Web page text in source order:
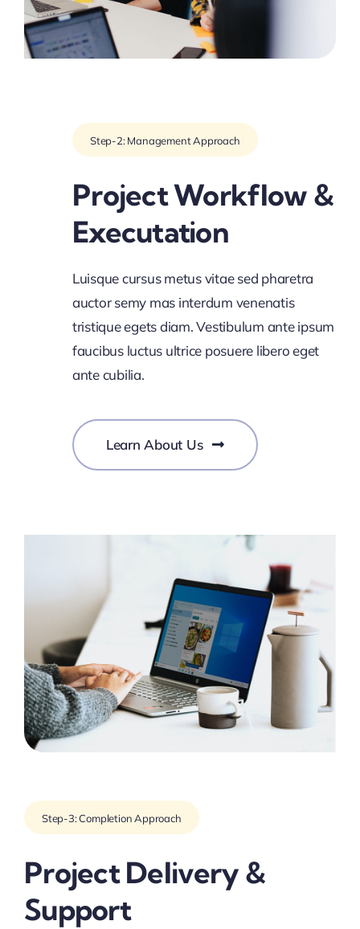
Step-2: Management Approach
Project Workflow &
Executation
Luisque cursus metus vitae sed pharetra
auctor semy mas interdum venenatis
tristique egets diam. Vestibulum ante ipsum
faucibus luctus ultrice posuere libero eget
ante cubilia.
Learn About Us
Step-3: Completion Approach
Project Delivery &
Support